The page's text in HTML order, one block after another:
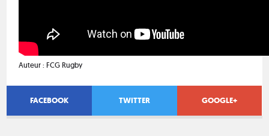
Auteur :FCG Rugby
FACEBOOK TWITTER GOOGLE+